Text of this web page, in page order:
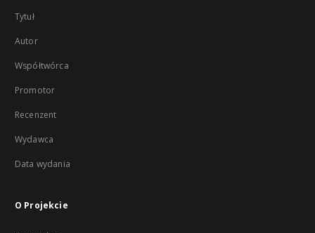
Tytuł
Autor
Współtwórca
Promotor
Recenzent
Wydawca
Data wydania
O Projekcie